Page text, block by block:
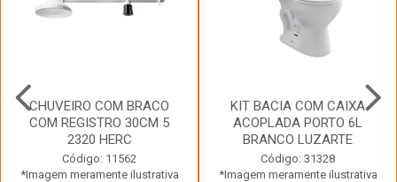
CHUVEIRO COM BRACO
COM REGISTRO 30CM 5
2320 HERC
Código: 11562
*Imagem meramente ilustrativa
KIT BACIA COM CAIXA
ACOPLADA PORTO 6L
BRANCO LUZARTE
Código: 31328
*Imagem meramente ilustrativa